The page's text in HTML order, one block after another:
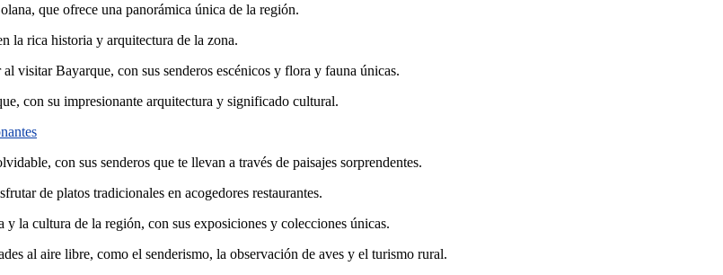
que ofrece una panorámica única de la región.
la rica historia y arquitectura de la zona.
visitar Bayarque, con sus senderos escénicos y flora y fauna únicas.
con su impresionante arquitectura y significado cultural.
con sus senderos que te llevan a través de paisajes sorprendentes.
de platos tradicionales en acogedores restaurantes.
la cultura de la región, con sus exposiciones y colecciones únicas.
al aire libre, como el senderismo, la observación de aves y el turismo rural.